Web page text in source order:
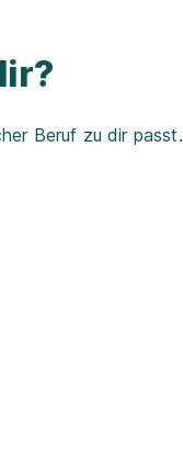
Beruf zu dir passt.